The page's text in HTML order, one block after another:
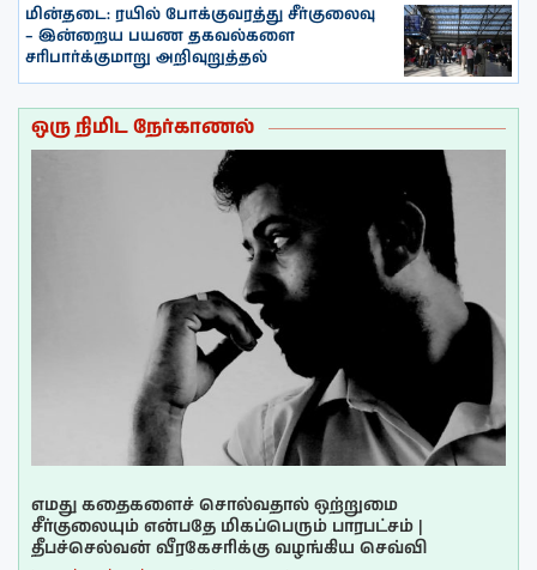
மின்தடை: ரயில் போக்குவரத்து சீர்குலைவு
– இன்றைய பயண தகவல்களை
சரிபார்க்குமாறு அறிவுறுத்தல்
ஒரு நிமிட நேர்காணல்
எமது கதைகளைச் சொல்வதால் ஒற்றுமை
சீர்குலையும் என்பதே மிகப்பெரும் பாரபட்சம் |
தீபச்செல்வன் வீரகேசரிக்கு வழங்கிய செவ்வி